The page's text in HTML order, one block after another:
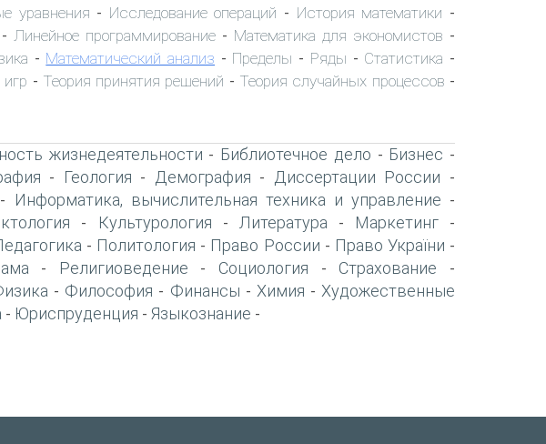
уравнения - Исследование операций - История математики -
- Линейное программирование - Математика для экономистов -
- Математический анализ - Пределы - Ряды - Статистика -
- Теория принятия решений - Теория случайных процессов -
жизнедеятельности - Библиотечное дело - Бизнес -
- Геология - Демография - Диссертации России -
- Информатика, вычислительная техника и управление -
- Культурология - Литература - Маркетинг-
- Политология - Право России - Право України -
- Религиоведение - Социология - Страхование -
- Философия - Финансы - Химия - Художественные
- Юриспруденция - Языкознание -